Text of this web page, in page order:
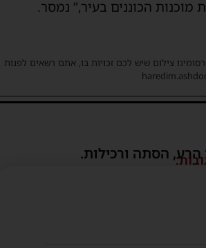
הכוננים בעיר,” נמסר.
צילום שיש לכם זכויות בו, אתם רשאים לפנות
הרע, הסתה ורכילות.